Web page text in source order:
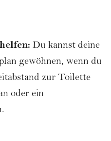
Du kannst deine
gewöhnen, wenn du
zur Toilette
oder ein